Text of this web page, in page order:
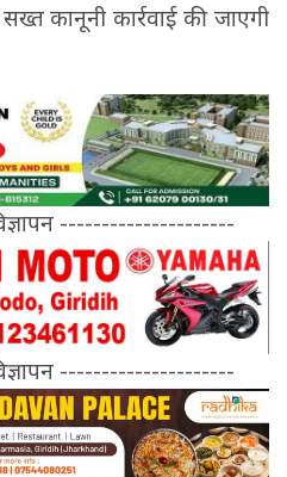
कानूनी कार्रवाई की जाएगी
---------------------
---------------------